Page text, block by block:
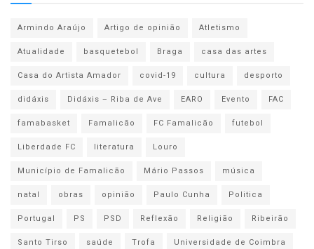
Armindo Araújo Artigo de opinião
Atletismo
Atualidade
basquetebol Braga
casa das artes
Casa do Artista Amador
covid-19 cultura
desporto
didáxis
Didáxis – Riba de Ave EARO Evento
FAC
famabasket
Famalicão FC Famalicão
futebol
Liberdade FC
literatura
Louro
Município de Famalicão
Mário Passos
música
natal
obras opinião Paulo Cunha
Politica
Portugal
PS PSD Reflexão Religião
Ribeirão
Santo Tirso
saúde Trofa
Universidade de Coimbra